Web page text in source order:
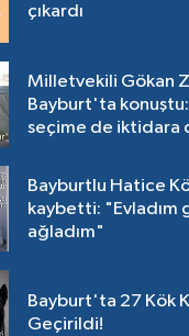
çıkardı
Milletvekili Gökan
Bayburt'ta
seçime de iktidara
Bayburtlu Hatice
kaybetti: "Evladım
ağladım"
Bayburt'ta 27 Kök
Geçirildi!